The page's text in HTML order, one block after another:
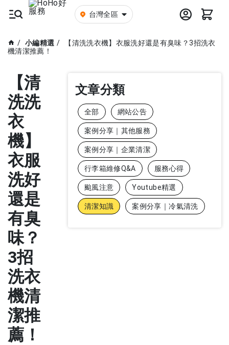
台灣全區
小編精選
【清洗洗衣機】衣服洗好還是有臭味？3招洗衣
機清潔推薦！
【清
洗洗
衣
機】
衣服
洗好
還是
有臭
味？
3招
洗衣
機清
潔推
薦！
文章分類
全部 網站公告
案例分享｜其他服務
案例分享｜企業清潔
行李箱維修Q&A 服務心得
颱風注意 Youtube精選
清潔知識 案例分享｜冷氣清洗